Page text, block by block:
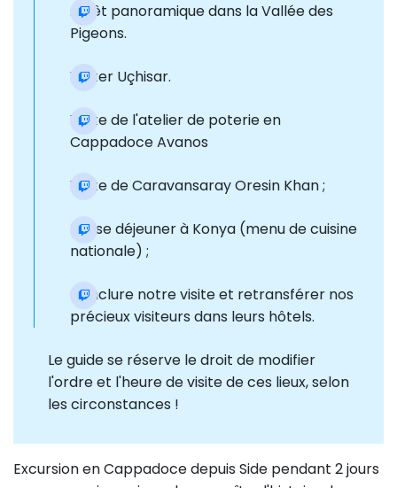
Arrêt panoramique dans la Vallée des
Pigeons.
Visiter Uçhisar.
Visite de l'atelier de poterie en
Cappadoce Avanos
Visite de Caravansaray Oresin Khan ;
Pause déjeuner à Konya (menu de cuisine
nationale) ;
Conclure notre visite et retransférer nos
précieux visiteurs dans leurs hôtels.
Le guide se réserve le droit de modifier
l'ordre et l'heure de visite de ces lieux, selon
les circonstances !
Excursion en Cappadoce depuis Side pendant 2 jours